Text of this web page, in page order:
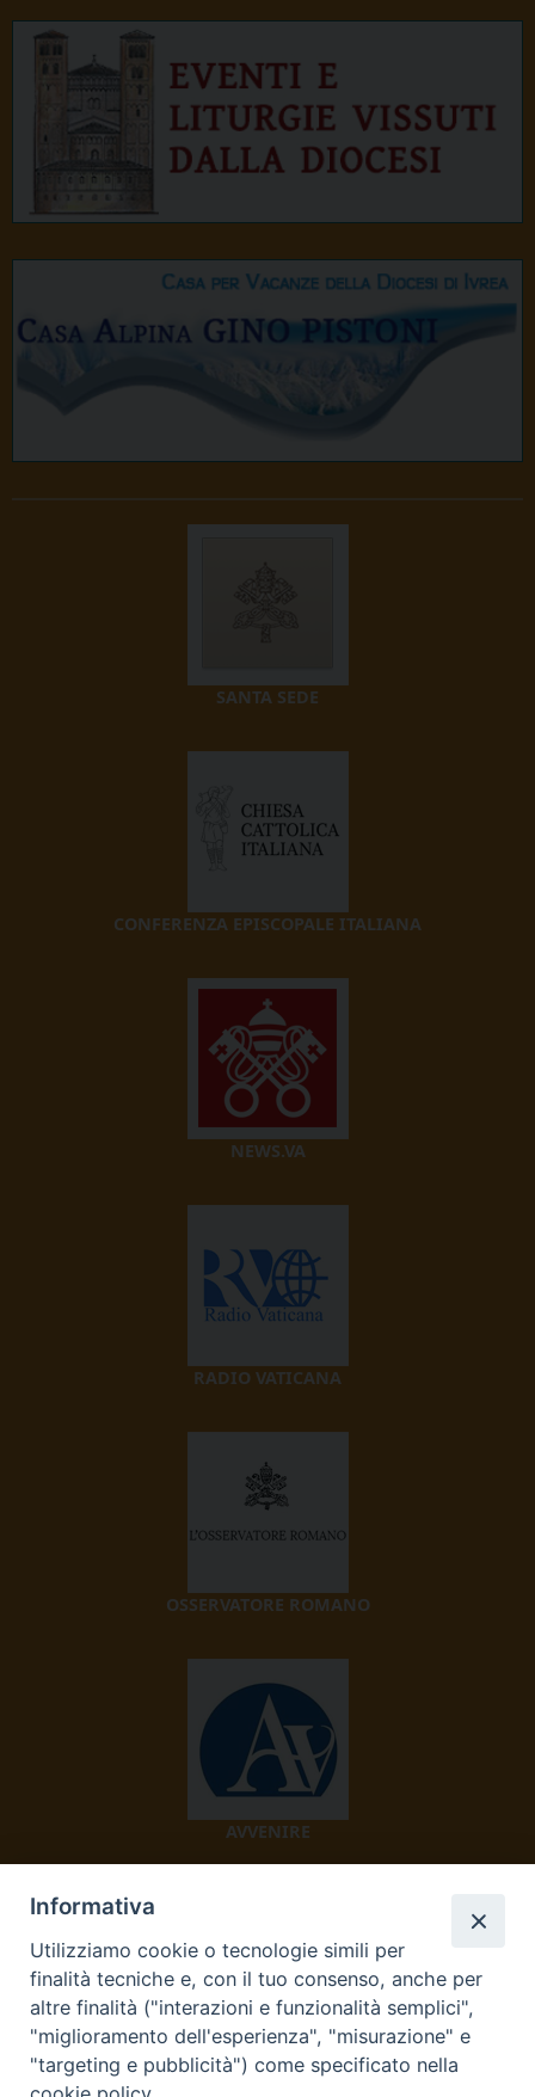
SANTA SEDE
CONFERENZA EPISCOPALE ITALIANA
NEWS.VA
RADIO VATICANA
OSSERVATORE ROMANO
AVVENIRE
TV 2000
Informativa
Utilizziamo cookie o tecnologie simili per
finalità tecniche e, con il tuo consenso, anche per
altre finalità ("interazioni e funzionalità semplici",
"miglioramento dell'esperienza", "misurazione" e
"targeting e pubblicità") come specificato nella